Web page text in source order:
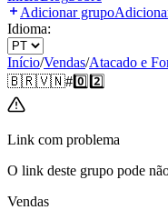
Adicionar grupo
Idioma:
Início/Vendas/Atacado e
🇧🇷🇻🇳#0️⃣2️⃣
Link com problema
O link deste grupo pode
Vendas